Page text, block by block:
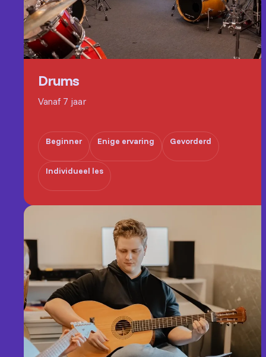
Drums
Vanaf 7 jaar
Beginner Enige ervaring Gevorderd
Individueel les